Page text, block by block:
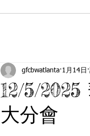
12/5/
大分會
gfcbwatlanta 1月14日